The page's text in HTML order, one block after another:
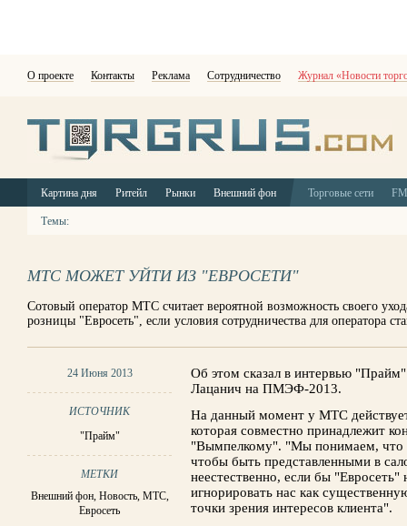
О проекте Контакты Реклама Сотрудничество Журнал «Новости
Картина дня Ритейл Рынки Внешний фон Торговые сети
Темы:
МТС МОЖЕТ УЙТИ ИЗ "ЕВРОСЕТИ"
Сотовый оператор МТС считает вероятной возможность своего
розницы "Евросеть", если условия сотрудничества для оператора
24 Июня 2013
ИСТОЧНИК
"Прайм"
МЕТКИ
Внешний фон, Новость, МТС,
Евросеть
Об этом сказал в интервью
Лацанич на ПМЭФ-2013.
На данный момент у МТС
которая совместно принадлежит
"Вымпелкому". "Мы понимаем, что
чтобы быть представленными в
неестественно, если бы "Евросеть"
игнорировать нас как
точки зрения интересов клиента".